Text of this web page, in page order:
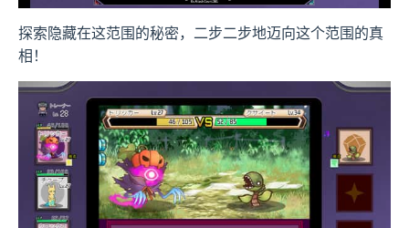
探索隐藏在这范围的秘密，二步二步地迈向这个范围的真
相！